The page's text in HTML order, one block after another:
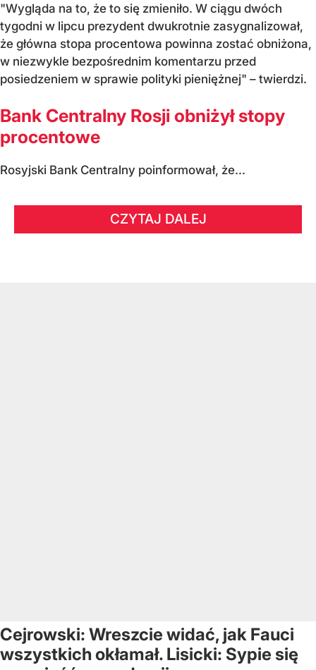
"Wygląda na to, że to się zmieniło. W ciągu dwóch
tygodni w lipcu prezydent dwukrotnie zasygnalizował,
że główna stopa procentowa powinna zostać obniżona,
w niezwykle bezpośrednim komentarzu przed
posiedzeniem w sprawie polityki pieniężnej" – twierdzi.
Bank Centralny Rosji obniżył stopy
procentowe
Rosyjski Bank Centralny poinformował, że...
CZYTAJ DALEJ
Cejrowski: Wreszcie widać, jak Fauci
wszystkich okłamał. Lisicki: Sypie się